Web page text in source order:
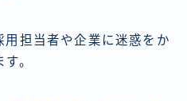
担当者や企業に迷惑をか
。